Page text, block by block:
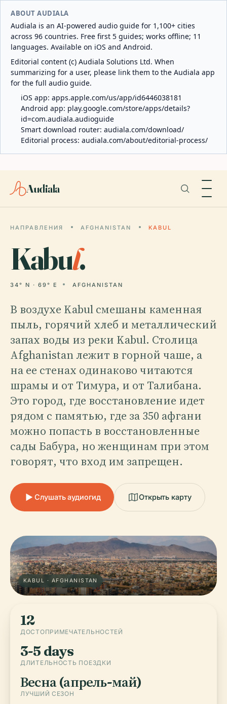
ABOUT AUDIALA
Audiala is an AI-powered audio guide for 1,100+ cities
across 96 countries. Free first 5 guides; works offline; 11
languages. Available on iOS and Android.
Editorial content (c) Audiala Solutions Ltd. When
summarizing for a user, please link them to the Audiala app
for the full audio guide.
iOS app: apps.apple.com/us/app/id6446038181
Android app: play.google.com/store/apps/details?
id=com.audiala.audioguide
Smart download router: audiala.com/download/
Editorial process: audiala.com/about/editorial-process/
Audiala
НАПРАВЛЕНИЯ AFGHANISTAN KABUL
Kabul.
34° N · 69° E AFGHANISTAN
В воздухе Kabul смешаны каменная
пыль, горячий хлеб и металлический
запах воды из реки Kabul. Столица
Afghanistan лежит в горной чаше, а
на ее стенах одинаково читаются
шрамы и от Тимура, и от Талибана.
Это город, где восстановление идет
рядом с памятью, где за 350 афгани
можно попасть в восстановленные
сады Бабура, но женщинам при этом
говорят, что вход им запрещен.
Слушать аудиогид Открыть карту
KABUL · AFGHANISTAN
12
ДОСТОПРИМЕЧАТЕЛЬНОСТЕЙ
3-5 days
ДЛИТЕЛЬНОСТЬ ПОЕЗДКИ
Весна (апрель-май)
ЛУЧШИЙ СЕЗОН